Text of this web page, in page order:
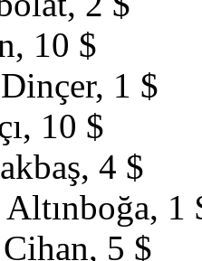
10 $
1 $
10 $
4 $
1
5 $